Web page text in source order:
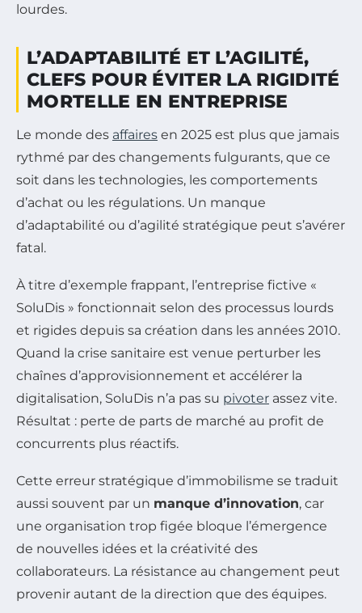
lourdes.
L’ADAPTABILITÉ ET L’AGILITÉ,
CLEFS POUR ÉVITER LA RIGIDITÉ
MORTELLE EN ENTREPRISE
Le monde des affaires en 2025 est plus que jamais
rythmé par des changements fulgurants, que ce
soit dans les technologies, les comportements
d’achat ou les régulations. Un manque
d’adaptabilité ou d’agilité stratégique peut s’avérer
fatal.
À titre d’exemple frappant, l’entreprise fictive «
SoluDis » fonctionnait selon des processus lourds
et rigides depuis sa création dans les années 2010.
Quand la crise sanitaire est venue perturber les
chaînes d’approvisionnement et accélérer la
digitalisation, SoluDis n’a pas su pivoter assez vite.
Résultat : perte de parts de marché au profit de
concurrents plus réactifs.
Cette erreur stratégique d’immobilisme se traduit
aussi souvent par un manque d’innovation, car
une organisation trop figée bloque l’émergence
de nouvelles idées et la créativité des
collaborateurs. La résistance au changement peut
provenir autant de la direction que des équipes.